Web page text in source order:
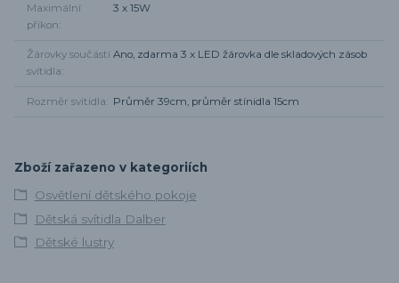
Maximální
příkon
3 x 15W
Žárovky součástí
svítidla
Ano, zdarma 3 x LED žárovka dle skladových zásob
Rozměr svítidla Průměr 39cm, průměr stínidla 15cm
Zboží zařazeno v kategoriích
Osvětlení dětského pokoje
Dětská svítidla Dalber
Dětské lustry